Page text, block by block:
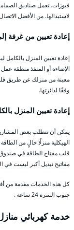
فيوزات. تعمل صناديق
لاستبدالها. من الأفضل
إعادة تعيين من غرفة
إعادة تعيين المنزل
الإضاءة أو المنفذ منطقة
معينة من منزلك عن طريق قلب
وفقًا لدائرتها.
إعادة تعيين المنزل
يمكن أن تتطلب بعض
الهيكلية منزلًا خالٍ من
قلب مفتاح الطاقة في صندوق
مفاتيح تبديل أكبر ليست في
كل هذه الخدمات مقدمة من
جنوب السرة 24 ساعة .
خدمة كهربائي